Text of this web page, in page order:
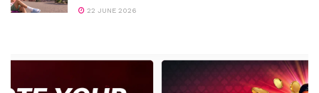
22 JUNE 2026